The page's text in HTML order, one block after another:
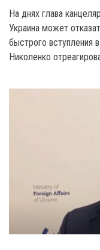
На днях глава
Украина может
быстрого вступления
Николенко